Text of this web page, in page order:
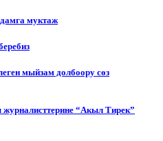
муктаж
мыйзам долбоору сөз
“Акыл Тирек”